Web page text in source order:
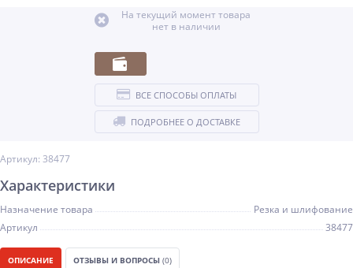
Артикул: 38477
На текущий момент товара
нет в наличии
ВСЕ СПОСОБЫ ОПЛАТЫ
ПОДРОБНЕЕ О ДОСТАВКЕ
Характеристики
Назначение товара
Резка и шлифование
Артикул
38477
ОПИСАНИЕ ОТЗЫВЫ И ВОПРОСЫ (0)